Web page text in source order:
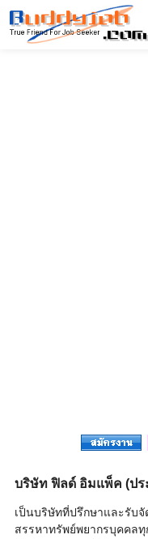
บริษัท ฟิลด์ อิมแพ็ค (ปร
เป็นบริษัทที่ปรึกษาและรับจั
สรรหาทรัพย์พยากรบุคคลทุ